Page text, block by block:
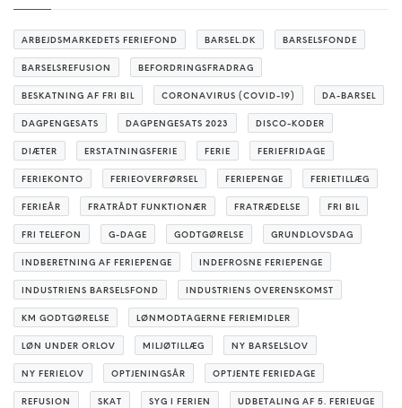
ARBEJDSMARKEDETS FERIEFOND BARSEL.DK BARSELSFONDE
BARSELSREFUSION BEFORDRINGSFRADRAG
BESKATNING AF FRI BIL CORONAVIRUS (COVID-19) DA-BARSEL
DAGPENGESATS DAGPENGESATS 2023 DISCO-KODER
DIÆTER ERSTATNINGSFERIE FERIE FERIEFRIDAGE
FERIEKONTO FERIEOVERFØRSEL FERIEPENGE FERIETILLÆG
FERIEÅR FRATRÅDT FUNKTIONÆR FRATRÆDELSE FRI BIL
FRI TELEFON G-DAGE GODTGØRELSE GRUNDLOVSDAG
INDBERETNING AF FERIEPENGE INDEFROSNE FERIEPENGE
INDUSTRIENS BARSELSFOND INDUSTRIENS OVERENSKOMST
KM GODTGØRELSE LØNMODTAGERNE FERIEMIDLER
LØN UNDER ORLOV MILJØTILLÆG NY BARSELSLOV
NY FERIELOV OPTJENINGSÅR OPTJENTE FERIEDAGE
REFUSION SKAT SYG I FERIEN UDBETALING AF 5. FERIEUGE